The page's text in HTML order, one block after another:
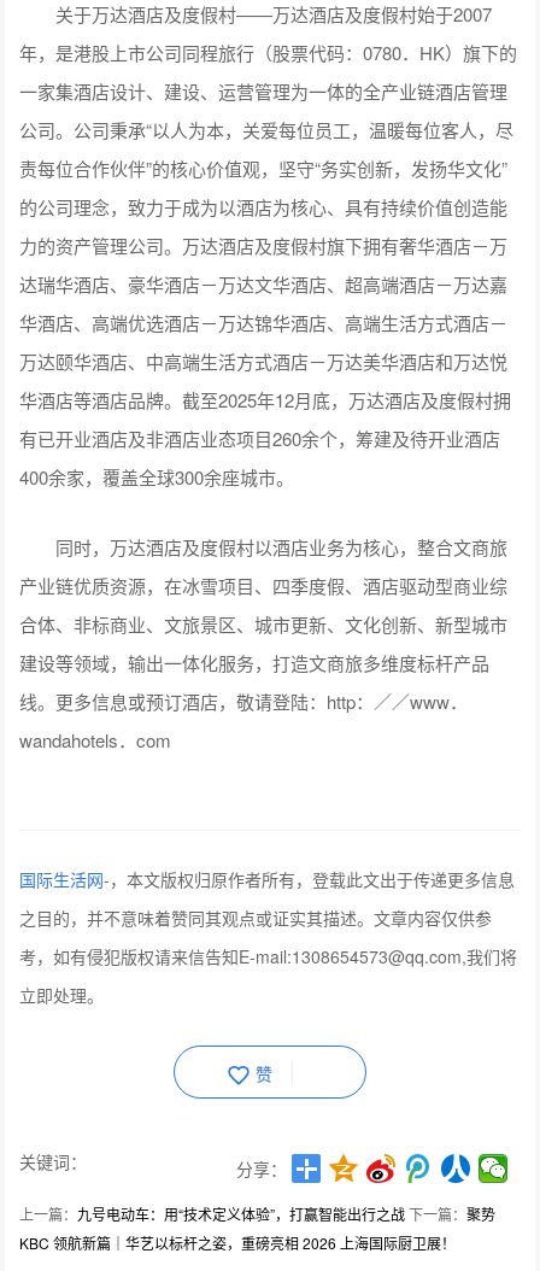
关于万达酒店及度假村——万达酒店及度假村始于2007
年，是港股上市公司同程旅行（股票代码：0780．HK）旗下的
一家集酒店设计、建设、运营管理为一体的全产业链酒店管理
公司。公司秉承“以人为本，关爱每位员工，温暖每位客人，尽
责每位合作伙伴”的核心价值观，坚守“务实创新，发扬华文化”
的公司理念，致力于成为以酒店为核心、具有持续价值创造能
力的资产管理公司。万达酒店及度假村旗下拥有奢华酒店－万
达瑞华酒店、豪华酒店－万达文华酒店、超高端酒店－万达嘉
华酒店、高端优选酒店－万达锦华酒店、高端生活方式酒店－
万达颐华酒店、中高端生活方式酒店－万达美华酒店和万达悦
华酒店等酒店品牌。截至2025年12月底，万达酒店及度假村拥
有已开业酒店及非酒店业态项目260余个，筹建及待开业酒店
400余家，覆盖全球300余座城市。
同时，万达酒店及度假村以酒店业务为核心，整合文商旅
产业链优质资源，在冰雪项目、四季度假、酒店驱动型商业综
合体、非标商业、文旅景区、城市更新、文化创新、新型城市
建设等领域，输出一体化服务，打造文商旅多维度标杆产品
线。更多信息或预订酒店，敬请登陆：http：／／www．
wandahotels．com
国际生活网-，本文版权归原作者所有，登载此文出于传递更多信息
之目的，并不意味着赞同其观点或证实其描述。文章内容仅供参
考，如有侵犯版权请来信告知E-mail:1308654573@qq.com,我们将
立即处理。
赞
关键词： 分享：
上一篇： 九号电动车：用“技术定义体验”，打赢智能出行之战下一篇：聚势
KBC 领航新篇｜华艺以标杆之姿，重磅亮相 2026 上海国际厨卫展！